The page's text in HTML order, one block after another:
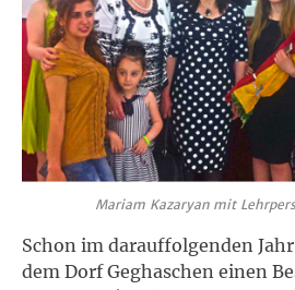
Mariam Kazaryan mit
Schon im darauffolgenden
dem Dorf Geghaschen einen